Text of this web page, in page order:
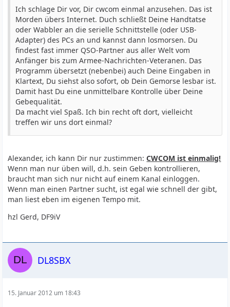
Ich schlage Dir vor, Dir cwcom einmal anzusehen. Das ist
Morden übers Internet. Duch schließt Deine Handtatse
oder Wabbler an die serielle Schnittstelle (oder USB-
Adapter) des PCs an und kannst dann losmorsen. Du
findest fast immer QSO-Partner aus aller Welt vom
Anfänger bis zum Armee-Nachrichten-Veteranen. Das
Programm übersetzt (nebenbei) auch Deine Eingaben in
Klartext, Du siehst also sofort, ob Dein Gemorse lesbar ist.
Damit hast Du eine unmittelbare Kontrolle über Deine
Gebequalität.
Da macht viel Spaß. Ich bin recht oft dort, vielleicht
treffen wir uns dort einmal?
Alexander, ich kann Dir nur zustimmen:CWCOM ist einmalig!
Wenn man nur üben will, d.h. sein Geben kontrollieren,
braucht man sich nur nicht auf einem Kanal einloggen.
Wenn man einen Partner sucht, ist egal wie schnell der gibt,
man liest eben im eigenen Tempo mit.
hzl Gerd, DF9iV
DL8SBX
15. Januar 2012 um 18:43